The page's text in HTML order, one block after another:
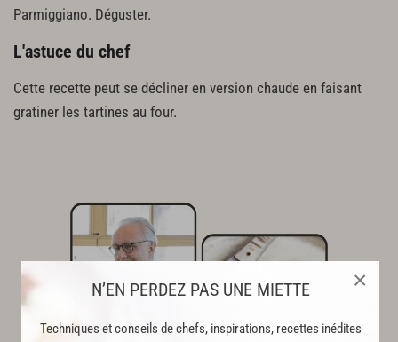
N’EN PERDEZ PAS UNE MIETTE
Techniques et conseils de chefs, inspirations, recettes inédites
×
Parmiggiano. Déguster.
L'astuce du chef
Cette recette peut se décliner en version chaude en faisant
gratiner les tartines au four.